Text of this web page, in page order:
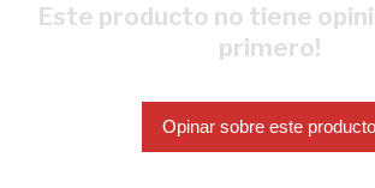
Este producto no tiene
primero!
Opinar sobre este producto